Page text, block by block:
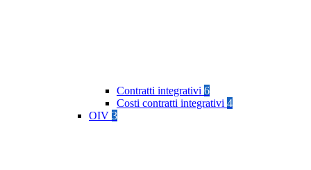
Contratti integrativi 6
Costi contratti integrativi 4
OIV 3